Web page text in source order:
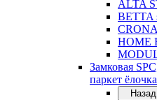
ALTA
BETTA
HOME
Замковая
паркет ёлочка
Назад